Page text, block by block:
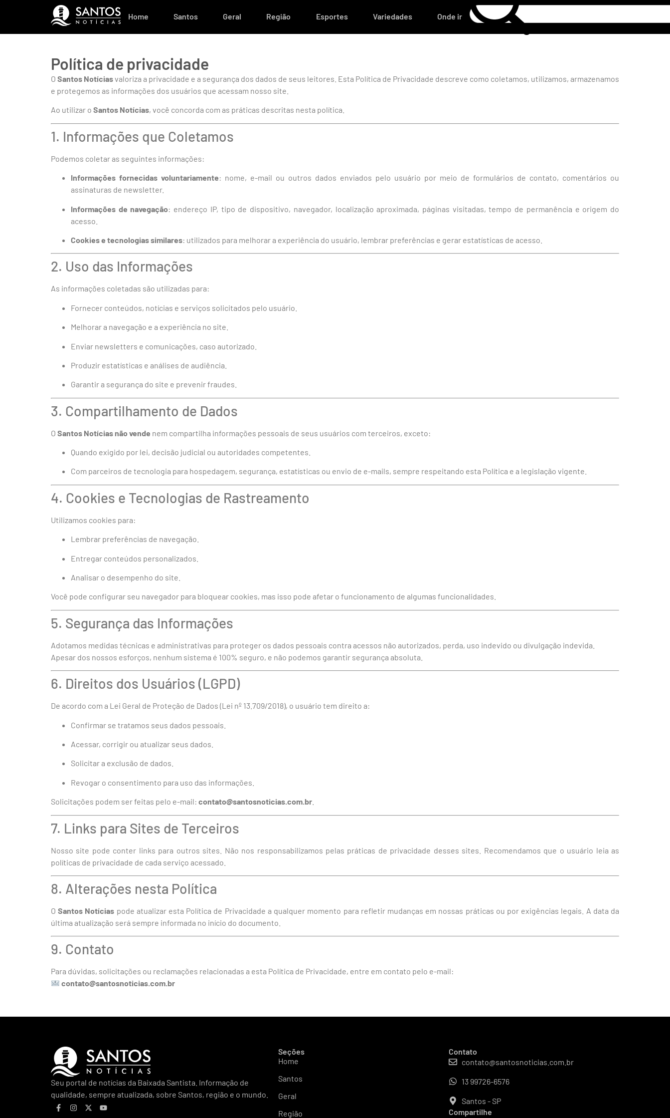
Home Santos Geral Região Esportes Variedades Onde ir
Política de privacidade
O Santos Notíciasvaloriza a privacidade e a segurança dos dados de seus leitores. Esta Política de Privacidade descreve como coletamos, utilizamos, armazenamos
e protegemos as informações dos usuários que acessam nosso site.
Ao utilizar o Santos Notícias, você concorda com as práticas descritas nesta política.
1. Informações que Coletamos
Podemos coletar as seguintes informações:
Informações fornecidas voluntariamente: nome, e-mail ou outros dados enviados pelo usuário por meio de formulários de contato, comentários ou
assinaturas de newsletter.
Informações de navegação: endereço IP, tipo de dispositivo, navegador, localização aproximada, páginas visitadas, tempo de permanência e origem do
acesso.
Cookies e tecnologias similares: utilizados para melhorar a experiência do usuário, lembrar preferências e gerar estatísticas de acesso.
2. Uso das Informações
As informações coletadas são utilizadas para:
Fornecer conteúdos, notícias e serviços solicitados pelo usuário.
Melhorar a navegação e a experiência no site.
Enviar newsletters e comunicações, caso autorizado.
Produzir estatísticas e análises de audiência.
Garantir a segurança do site e prevenir fraudes.
3. Compartilhamento de Dados
O Santos Notícias não vende nem compartilha informações pessoais de seus usuários com terceiros, exceto:
Quando exigido por lei, decisão judicial ou autoridades competentes.
Com parceiros de tecnologia para hospedagem, segurança, estatísticas ou envio de e-mails, sempre respeitando esta Política e a legislação vigente.
4. Cookies e Tecnologias de Rastreamento
Utilizamos cookies para:
Lembrar preferências de navegação.
Entregar conteúdos personalizados.
Analisar o desempenho do site.
Você pode configurar seu navegador para bloquear cookies, mas isso pode afetar o funcionamento de algumas funcionalidades.
5. Segurança das Informações
Adotamos medidas técnicas e administrativas para proteger os dados pessoais contra acessos não autorizados, perda, uso indevido ou divulgação indevida.
Apesar dos nossos esforços, nenhum sistema é 100% seguro, e não podemos garantir segurança absoluta.
6. Direitos dos Usuários (LGPD)
De acordo com a Lei Geral de Proteção de Dados (Lei nº 13.709/2018), o usuário tem direito a:
Confirmar se tratamos seus dados pessoais.
Acessar, corrigir ou atualizar seus dados.
Solicitar a exclusão de dados.
Revogar o consentimento para uso das informações.
Solicitações podem ser feitas pelo e-mail: contato@santosnoticias.com.br
7. Links para Sites de Terceiros
Nosso site pode conter links para outros sites. Não nos responsabilizamos pelas práticas de privacidade desses sites. Recomendamos que o usuário leia as
políticas de privacidade de cada serviço acessado.
8. Alterações nesta Política
OSantos Notícias pode atualizar esta Política de Privacidade a qualquer momento para refletir mudanças em nossas práticas ou por exigências legais. A data da
última atualização será sempre informada no início do documento.
9. Contato
Para dúvidas, solicitações ou reclamações relacionadas a esta Política de Privacidade, entre em contato pelo e-mail:
contato@santosnoticias.com.br
Seu portal de notícias da Baixada Santista. Informação de
qualidade, sempre atualizada, sobre Santos, região e o mundo.
Seções
Home
Santos
Geral
Região
Contato
contato@santosnoticias.com.br
13 99726-6576
Santos - SP
Compartilhe